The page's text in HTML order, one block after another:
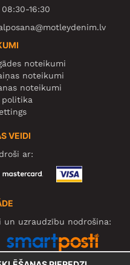
16:30
noteikumi
noteikumi
noteikumi
politika
VEIDI
ar:
uzraudzību nodrošina: